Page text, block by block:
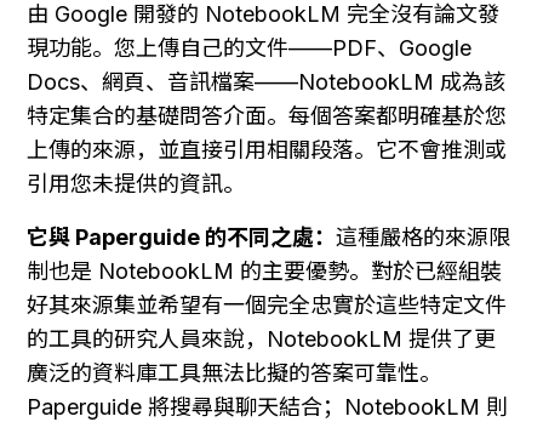
由 Google 開發的 NotebookLM 完全沒有論文發
現功能。您上傳自己的文件——PDF、Google
Docs、網頁、音訊檔案——NotebookLM 成為該
特定集合的基礎問答介面。每個答案都明確基於您
上傳的來源，並直接引用相關段落。它不會推測或
引用您未提供的資訊。
它與 Paperguide 的不同之處： 這種嚴格的來源限
制也是 NotebookLM 的主要優勢。對於已經組裝
好其來源集並希望有一個完全忠實於這些特定文件
的工具的研究人員來說，NotebookLM 提供了更
廣泛的資料庫工具無法比擬的答案可靠性。
Paperguide 將搜尋與聊天結合；NotebookLM 則